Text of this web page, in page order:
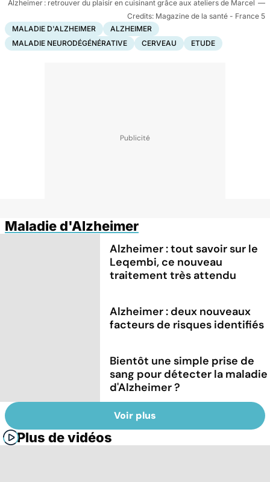
Alzheimer : retrouver du plaisir en cuisinant grâce aux ateliers de Marcel
Magazine de la santé - France 5
MALADIE D'ALZHEIMER
ALZHEIMER
MALADIE NEURODÉGÉNÉRATIVE
CERVEAU ETUDE
Maladie d'Alzheimer
Alzheimer : tout savoir sur le
Leqembi, ce nouveau
traitement très attendu
Alzheimer : deux nouveaux
facteurs de risques identifiés
Bientôt une simple prise de
sang pour détecter la maladie
d'Alzheimer ?
Voir plus
Plus de vidéos